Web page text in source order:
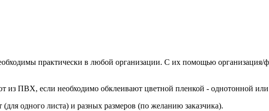
практически в любой организации. С их помощью
из ПВХ, если необходимо обклеивают цветной пленкой - однотонной
одного листа) и разных размеров (по желанию заказчика).